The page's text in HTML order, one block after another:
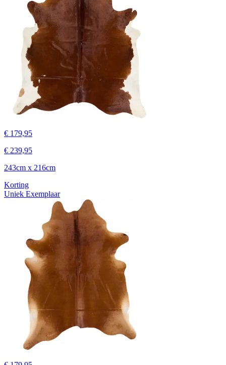
€ 179,95
€ 239,95
243cm x 216cm
Korting
Uniek Exemplaar